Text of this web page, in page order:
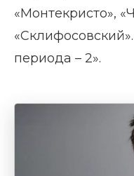
«Монтекристо»,
периода – 2».